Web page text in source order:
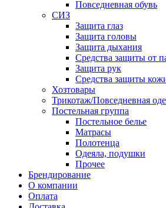
Повседневная обувь
СИЗ
Защита глаз
Защита головы
Защита дыхания
Средства защиты от
Защита рук
Средства защиты
Хозтовары
Трикотаж/Повседневная
Постельная группа
Постельное белье
Матрасы
Полотенца
Одеяла, подушки
Прочее
Брендирование
О компании
Оплата